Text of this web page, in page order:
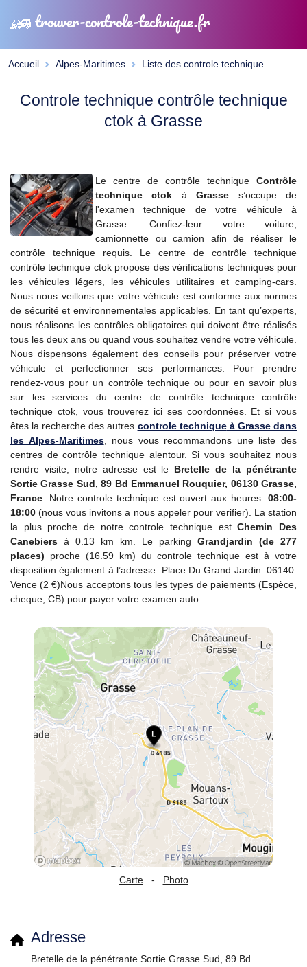
trouver-controle-technique.fr
Accueil Alpes-Maritimes Liste des controle technique
Controle technique contrôle technique
ctok à Grasse
Le centre de contrôle technique Contrôle
technique ctok àGrasse s’occupe de
l'examen technique de votre véhicule à
Grasse. Confiez-leur votre voiture,
camionnette ou camion afin de réaliser le
contrôle technique requis. Le centre de contrôle technique
contrôle technique ctok propose des vérifications techniques pour
les véhicules légers, les véhicules utilitaires et camping-cars.
Nous nous veillons que votre véhicule est conforme aux normes
de sécurité et environnementales applicables. En tant qu’experts,
nous réalisons les contrôles obligatoires qui doivent être réalisés
tous les deux ans ou quand vous souhaitez vendre votre véhicule.
Nous dispensons également des conseils pour préserver votre
véhicule et perfectionner ses performances. Pour prendre
rendez-vous pour un contrôle technique ou pour en savoir plus
sur les services du centre de contrôle technique contrôle
technique ctok, vous trouverez ici ses coordonnées. Et si vous
êtes la recherche des autres controle techniqueà Grasse dans
les Alpes-Maritimes, nous vous recommandons une liste des
centres de contrôle technique alentour. Si vous souhaitez nous
rendre visite, notre adresse est le Bretelle de la pénétrante
Sortie Grasse Sud, 89 Bd Emmanuel Rouquier, 06130 Grasse,
France . Notre controle technique est ouvert aux heures: 08:00-
18:00 (nous vous invitons a nous appeler pour verifier). La station
la plus proche de notre controle technique estChemin Des
Canebiers à 0.13 km km. Le parking Grandjardin (de 277
places) proche (16.59 km) du controle technique est à votre
disposition également à l’adresse: Place Du Grand Jardin. 06140.
Vence (2 €)Nous acceptons tous les types de paiements (Espèce,
cheque, CB) pour payer votre examen auto.
Carte - Photo
Adresse
Bretelle de la pénétrante Sortie Grasse Sud, 89 Bd